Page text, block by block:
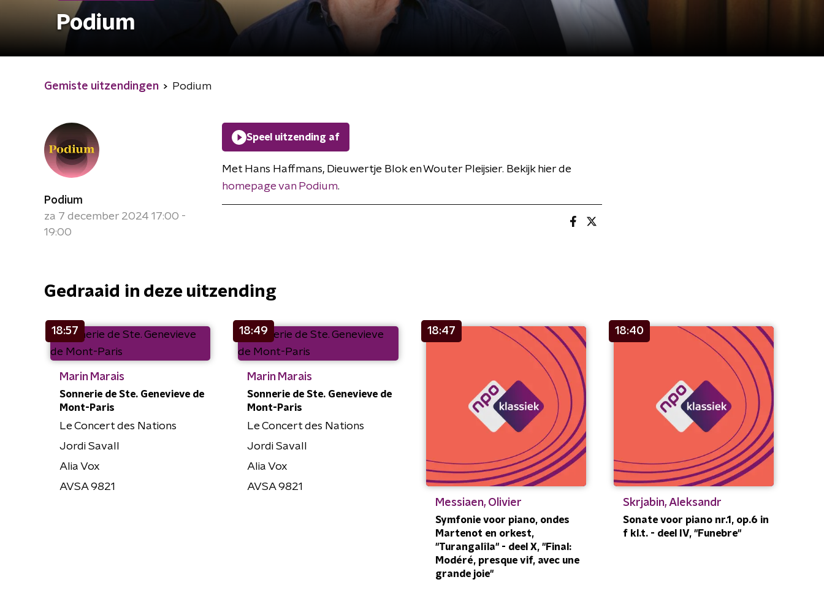
Podium
Gemiste uitzendingen Podium
Podium
za 7 december 2024 17:00 -
19:00
Speel uitzending af
Met Hans Haffmans, Dieuwertje Blok en Wouter Pleijsier. Bekijk hier de
homepage van Podium.
Gedraaid in deze uitzending
18:57
Marin Marais
Sonnerie de Ste. Genevieve de
Mont-Paris
Le Concert des Nations
Jordi Savall
Alia Vox
AVSA 9821
18:49
Marin Marais
Sonnerie de Ste. Genevieve de
Mont-Paris
Le Concert des Nations
Jordi Savall
Alia Vox
AVSA 9821
18:47
Messiaen, Olivier
Symfonie voor piano, ondes
Martenot en orkest,
"Turangalîla" - deel X, "Final:
Modéré, presque vif, avec une
grande joie''
18:40
Skrjabin, Aleksandr
Sonate voor piano nr.1, op.6 in
f kl.t. - deel IV, "Funebre"